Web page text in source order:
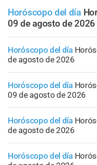
Horóscopo del día
09 de agosto de 2026
Horóscopo del día
de agosto de 2026
Horóscopo del día
09 de agosto de 2026
Horóscopo del día
de agosto de 2026
Horóscopo del día